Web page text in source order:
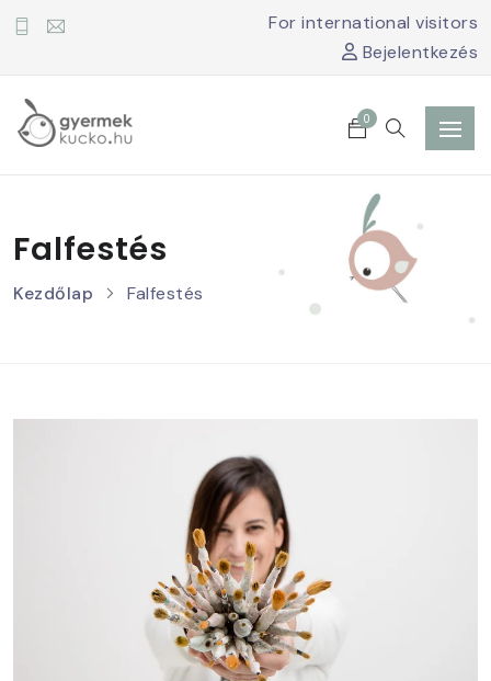
For international visitors
Bejelentkezés
0
Falfestés
Kezdőlap Falfestés